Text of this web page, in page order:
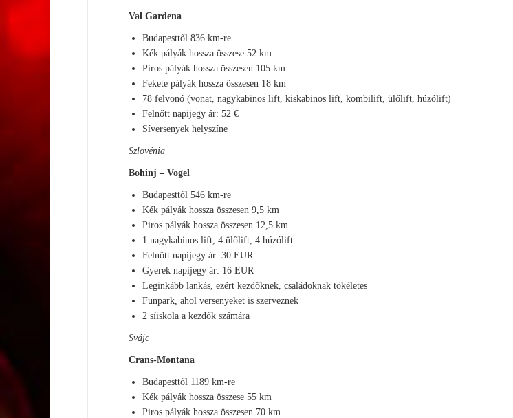
Val Gardena
Budapesttől 836 km-re
Kék pályák hossza összese 52 km
Piros pályák hossza összesen 105 km
Fekete pályák hossza összesen 18 km
78 felvonó (vonat, nagykabinos lift, kiskabinos lift, kombilift, ülőlift, húzólift)
Felnőtt napijegy ár: 52 €
Síversenyek helyszíne
Szlovénia
Bohinj – Vogel
Budapesttől 546 km-re
Kék pályák hossza összesen 9,5 km
Piros pályák hossza összesen 12,5 km
1 nagykabinos lift, 4 ülőlift, 4 húzólift
Felnőtt napijegy ár: 30 EUR
Gyerek napijegy ár: 16 EUR
Leginkább lankás, ezért kezdőknek, családoknak tökéletes
Funpark, ahol versenyeket is szerveznek
2 síiskola a kezdők számára
Svájc
Crans-Montana
Budapesttől 1189 km-re
Kék pályák hossza összese 55 km
Piros pályák hossza összesen 70 km